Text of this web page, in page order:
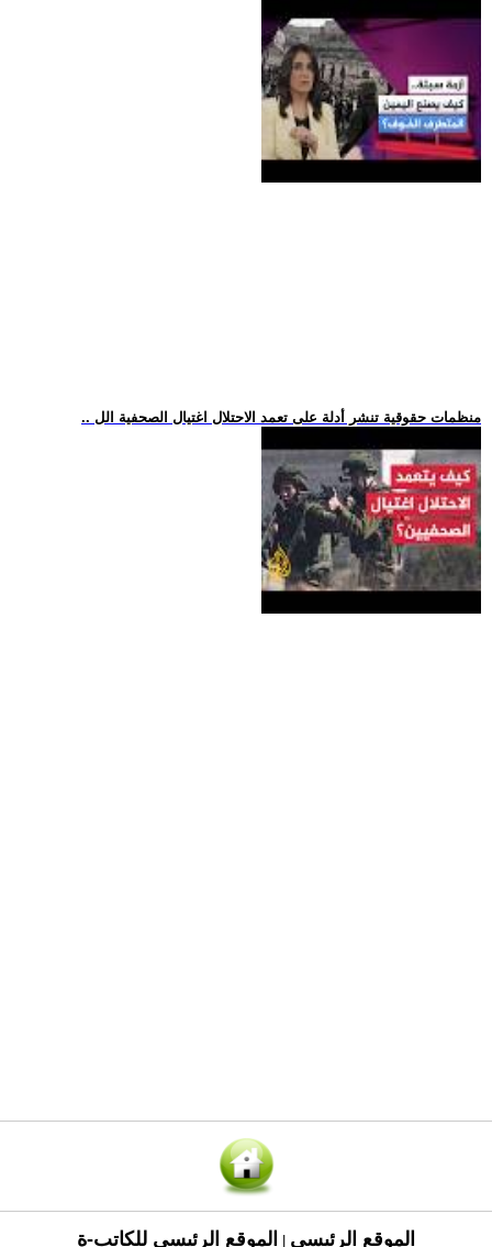
.. منظمات حقوقية تنشر أدلة على تعمد الاحتلال اغتيال الصحفية الل
الموقع الرئيسي الموقع الرئيسي للكاتب-ة